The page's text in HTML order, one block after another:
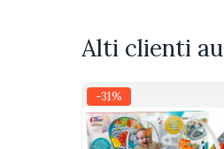
Alti clienti
-31%